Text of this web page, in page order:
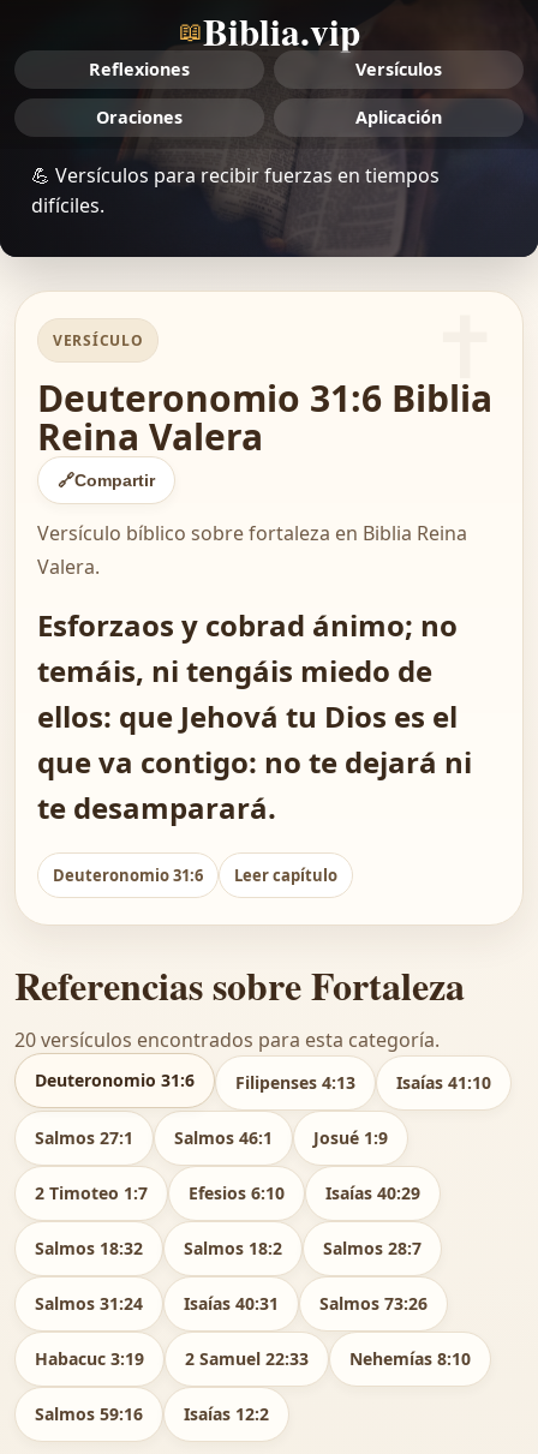
📖Biblia.vip
Reflexiones Versículos
Oraciones Aplicación
💪 Versículos para recibir fuerzas en tiempos
difíciles.
VERSÍCULO
Deuteronomio 31:6 Biblia
Reina Valera
🔗Compartir
Versículo bíblico sobre fortaleza en Biblia Reina
Valera.
Esforzaos y cobrad ánimo; no
temáis, ni tengáis miedo de
ellos: que Jehová tu Dios es el
que va contigo: no te dejará ni
te desamparará.
Deuteronomio 31:6 Leer capítulo
Referencias sobre Fortaleza
20 versículos encontrados para esta categoría.
Deuteronomio 31:6 Filipenses 4:13 Isaías 41:10
Salmos 27:1 Salmos 46:1 Josué 1:9
2 Timoteo 1:7 Efesios 6:10 Isaías 40:29
Salmos 18:32 Salmos 18:2 Salmos 28:7
Salmos 31:24 Isaías 40:31 Salmos 73:26
Habacuc 3:19 2 Samuel 22:33 Nehemías 8:10
Salmos 59:16 Isaías 12:2